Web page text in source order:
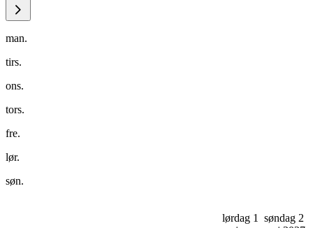
man.
tirs.
ons.
tors.
fre.
lør.
søn.
lørdag 1
søndag 2